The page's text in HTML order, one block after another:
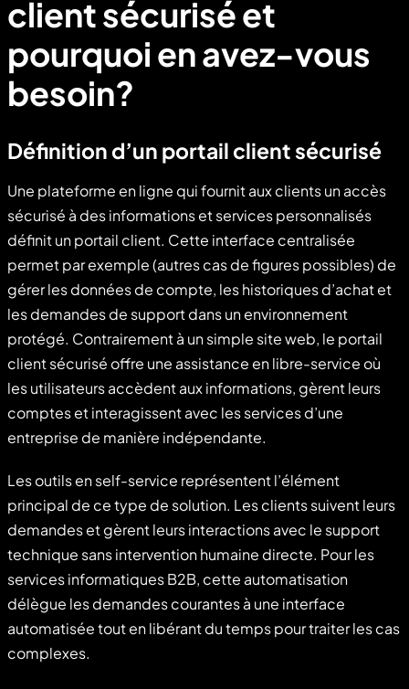
client sécurisé et
pourquoi en avez-vous
besoin?
Définition d’un portail client sécurisé
Une plateforme en ligne qui fournit aux clients un accès
sécurisé à des informations et services personnalisés
définit un portail client. Cette interface centralisée
permet par exemple (autres cas de figures possibles) de
gérer les données de compte, les historiques d’achat et
les demandes de support dans un environnement
protégé. Contrairement à un simple site web, le portail
client sécurisé offre une assistance en libre-service où
les utilisateurs accèdent aux informations, gèrent leurs
comptes et interagissent avec les services d’une
entreprise de manière indépendante.
Les outils en self-service représentent l’élément
principal de ce type de solution. Les clients suivent leurs
demandes et gèrent leurs interactions avec le support
technique sans intervention humaine directe. Pour les
services informatiques B2B, cette automatisation
délègue les demandes courantes à une interface
automatisée tout en libérant du temps pour traiter les cas
complexes.